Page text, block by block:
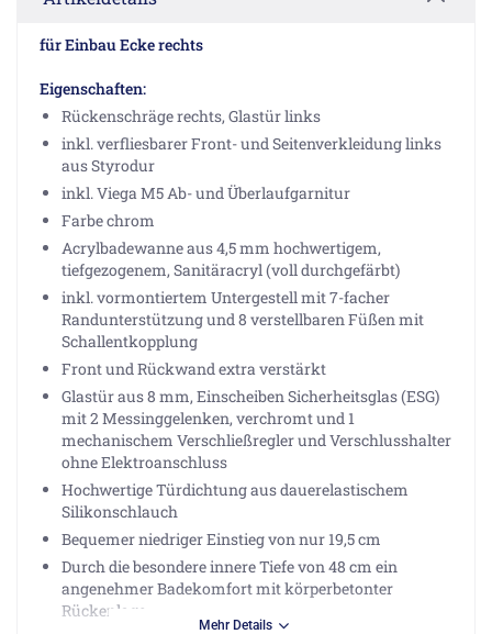
für Einbau Ecke rechts
Eigenschaften:
Rückenschräge rechts, Glastür links
inkl. verfliesbarer Front- und Seitenverkleidung links
aus Styrodur
inkl. Viega M5 Ab- und Überlaufgarnitur
Farbe chrom
Acrylbadewanne aus 4,5 mm hochwertigem,
tiefgezogenem, Sanitäracryl (voll durchgefärbt)
inkl. vormontiertem Untergestell mit 7-facher
Randunterstützung und 8 verstellbaren Füßen mit
Schallentkopplung
Front und Rückwand extra verstärkt
Glastür aus 8 mm, Einscheiben Sicherheitsglas (ESG)
mit 2 Messinggelenken, verchromt und 1
mechanischem Verschließregler und Verschlusshalter
ohne Elektroanschluss
Hochwertige Türdichtung aus dauerelastischem
Silikonschlauch
Bequemer niedriger Einstieg von nur 19,5 cm
Durch die besondere innere Tiefe von 48 cm ein
angenehmer Badekomfort mit körperbetonter
Rückenlage
Mehr Details